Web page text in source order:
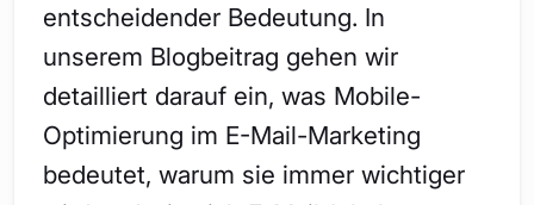
entscheidender Bedeutung. In
unserem Blogbeitrag gehen wir
detailliert darauf ein, was Mobile-
Optimierung im E-Mail-Marketing
bedeutet, warum sie immer wichtiger